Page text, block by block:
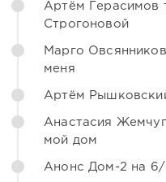
Артём Герасимов
Строгоновой
Марго
меня
Артём
Анастасия
мой дом
Анонс Дом-2 на